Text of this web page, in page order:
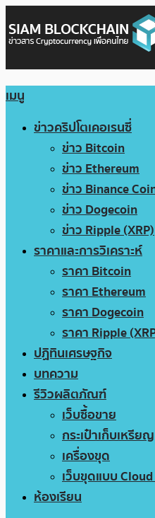
เมนู
ข่าวคริปโตเคอเรนซี่
ข่าว Bitcoin
ข่าว Ethereum
ข่าว Binance
ข่าว Dogecoin
ข่าว Ripple (XRP)
ราคาและการวิเคราะห์
ราคา Bitcoin
ราคา Ethereum
ราคา Dogecoin
ราคา Ripple
ปฏิทินเศรษฐกิจ
บทความ
รีวิวผลิตภัณฑ์
เว็บซื้อขาย
กระเป๋าเก็บเหรียญ
เครื่องขุด
เว็บขุดแบบ
ห้องเรียน